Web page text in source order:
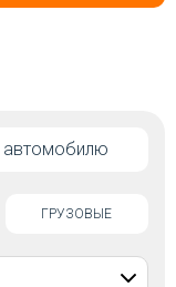
автомобилю
ГРУЗОВЫЕ